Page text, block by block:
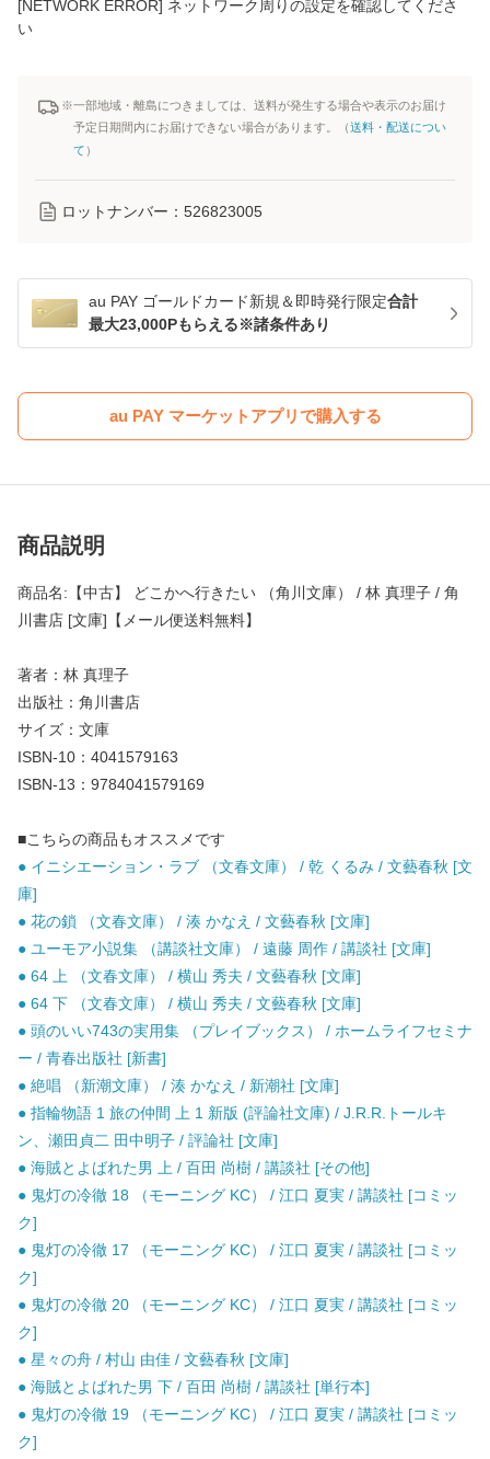
[NETWORK ERROR] ネットワーク周りの設定を確認してくださ
い
※一部地域・離島につきましては、送料が発生する場合や表示のお届け
予定日期間内にお届けできない場合があります。（送料・配送につい
て ）
ロットナンバー： 526823005
au PAY ゴールドカード新規＆即時発行限定合計
最大23,000Pもらえる※諸条件あり
au PAY マーケットアプリで購入する
商品説明
商品名:【中古】 どこかへ行きたい （角川文庫） / 林 真理子 / 角
川書店 [文庫]【メール便送料無料】
著者：林 真理子
出版社：角川書店
サイズ：文庫
ISBN-10：4041579163
ISBN-13：9784041579169
■こちらの商品もオススメです
● イニシエーション・ラブ （文春文庫） / 乾 くるみ / 文藝春秋 [文
庫]
● 花の鎖 （文春文庫） / 湊 かなえ / 文藝春秋 [文庫]
● ユーモア小説集 （講談社文庫） / 遠藤 周作 / 講談社 [文庫]
● 64 上 （文春文庫） / 横山 秀夫 / 文藝春秋 [文庫]
● 64 下 （文春文庫） / 横山 秀夫 / 文藝春秋 [文庫]
● 頭のいい743の実用集 （プレイブックス） / ホームライフセミナ
ー / 青春出版社 [新書]
● 絶唱 （新潮文庫） / 湊 かなえ / 新潮社 [文庫]
● 指輪物語 1 旅の仲間 上 1 新版 (評論社文庫) / J.R.R.トールキ
ン、瀬田貞二 田中明子 / 評論社 [文庫]
● 海賊とよばれた男 上 / 百田 尚樹 / 講談社 [その他]
● 鬼灯の冷徹 18 （モーニング KC） / 江口 夏実 / 講談社 [コミッ
ク]
● 鬼灯の冷徹 17 （モーニング KC） / 江口 夏実 / 講談社 [コミッ
ク]
● 鬼灯の冷徹 20 （モーニング KC） / 江口 夏実 / 講談社 [コミッ
ク]
● 星々の舟 / 村山 由佳 / 文藝春秋 [文庫]
● 海賊とよばれた男 下 / 百田 尚樹 / 講談社 [単行本]
● 鬼灯の冷徹 19 （モーニング KC） / 江口 夏実 / 講談社 [コミッ
ク]